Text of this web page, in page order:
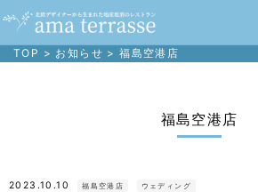
TOP > お知らせ >福島空港店
福島空港店
2023.10.10 福島空港店 ウェディング